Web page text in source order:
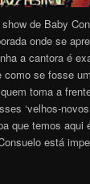
de Baby
onde se
a cantora é
se fosse
toma a
‘velhos-
que temos aqui
está